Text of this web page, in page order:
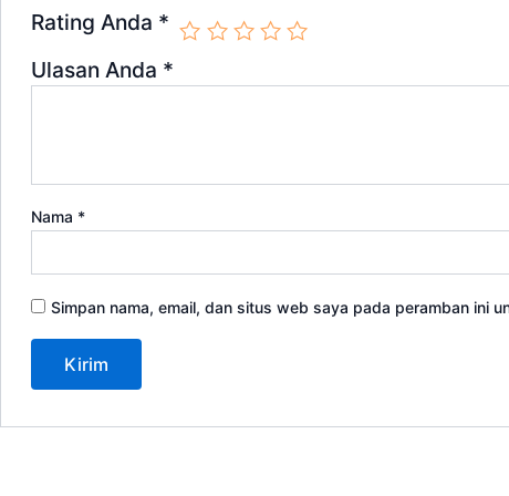
Rating Anda *
Ulasan Anda *
Nama *
Simpan nama, email, dan situs web saya pada peramban ini